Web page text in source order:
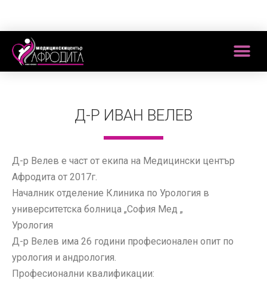
Д-Р ИВАН ВЕЛЕВ
Д-р Велев е част от екипа на Медицински център
Афродита от 2017г.
Началник отделение Клиника по Урология в
университетска болница „София Мед „
Урология
Д-р Велев има 26 години професионален опит по
урология и андрология.
Професионални квалификации: